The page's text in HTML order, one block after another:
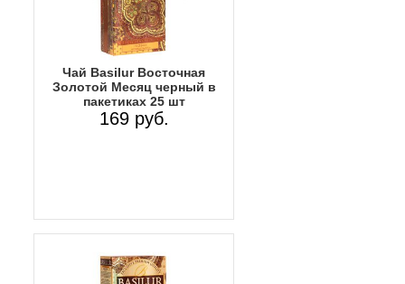
Чай Basilur Восточная
Золотой Месяц черный в
пакетиках 25 шт
169 руб.